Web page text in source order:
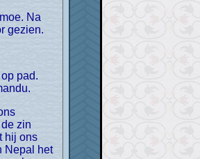
gezien.
zin
hij ons
Nepal het